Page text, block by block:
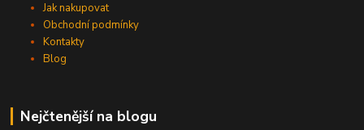
Jak nakupovat
Obchodní podmínky
Kontakty
Blog
Nejčtenější na blogu